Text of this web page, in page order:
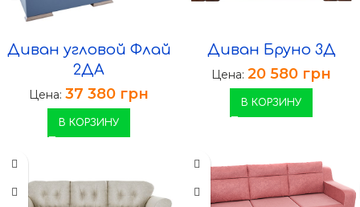
Диван угловой Флай
2ДА
Цена: 37 380 грн
В КОРЗИНУ
Диван Бруно 3Д
Цена: 20 580 грн
В КОРЗИНУ